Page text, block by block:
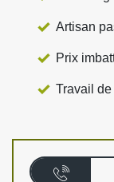
Artisan
Prix
Travail